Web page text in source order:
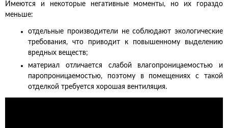
Имеются и некоторые негативные моменты, но их гораздо
меньше:
отдельные производители не соблюдают экологические
требования, что приводит к повышенному выделению
вредных веществ;
материал отличается слабой влагопроницаемостью и
паропроницаемостью, поэтому в помещениях с такой
отделкой требуется хорошая вентиляция.